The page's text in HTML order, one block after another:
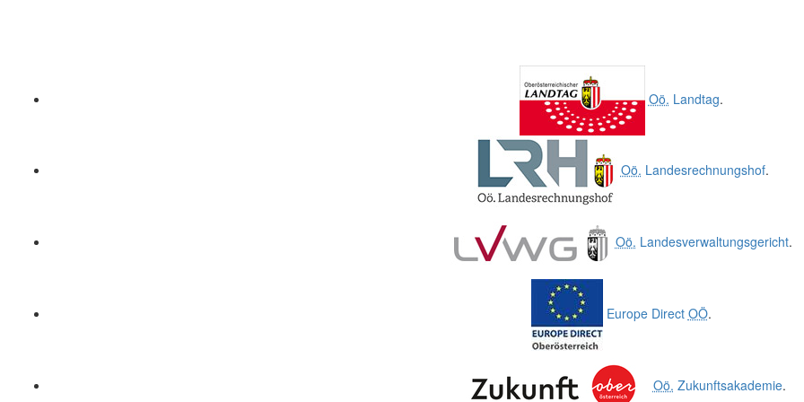
Oö. Landtag.
Oö. Landesrechnungshof.
Oö. Landesverwaltungsgericht.
Europe Direct OÖ.
Oö. Zukunftsakademie.